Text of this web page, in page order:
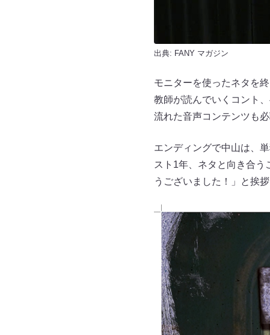
出典: FANY マガジン
モニターを使ったネタを
教師が読んでいくコント
流れた音声コンテンツも
エンディングで中山は、
スト1年、ネタと向き合う
うございました！」と挨拶